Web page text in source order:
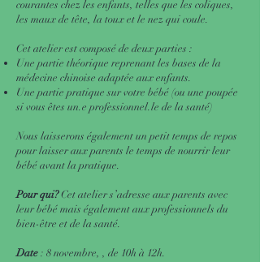
courantes chez les enfants, telles que les coliques,
les maux de tête, la toux et le nez qui coule.
Cet atelier est composé de deux parties :
Une partie théorique reprenant les bases de la
médecine chinoise adaptée aux enfants.
Une partie pratique sur votre bébé (ou une poupée
si vous êtes un.e professionnel.le de la santé)
Nous laisserons également un petit temps de repos
pour laisser aux parents le temps de nourrir leur
bébé avant la pratique.
Pour qui?Cet atelier s’adresse aux parents avec
leur bébé mais également aux professionnels du
bien-être et de la santé.
Date: 8 novembre, , de 10h à 12h.